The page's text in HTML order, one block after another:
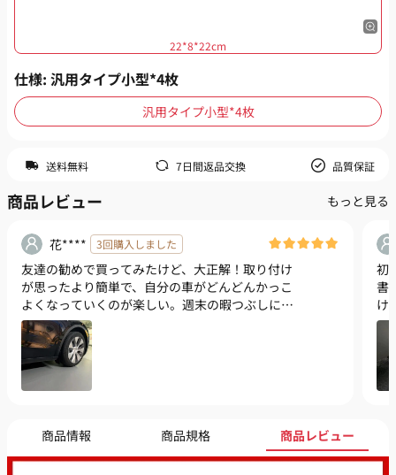
22*8*22cm
仕様: 汎用タイプ小型*4枚
汎用タイプ小型*4枚
送料無料 7日間返品交換 品質保証
商品レビュー もっと見る
花**** 3回購入しました
友達の勧めで買ってみたけど、大正解！取り付け
が思ったより簡単で、自分の車がどんどんかっこ
よくなっていくのが楽しい。週末の暇つぶしにも
ぴったりで、友達とも一緒に楽しめるのがいい
ね。また新しいパーツがあったら試したい。
初
書
け
て
商品情報 商品規格 商品レビュー